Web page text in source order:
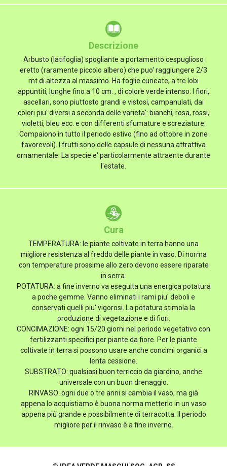
Descrizione
Arbusto (latifoglia) spogliante a portamento cespuglioso
eretto (raramente piccolo albero) che puo' raggiungere 2/3
mt di altezza al massimo. Ha foglie cuneate, a tre lobi
appuntiti, lunghe fino a 10 cm. , di colore verde intenso. I fiori,
ascellari, sono piuttosto grandi e vistosi, campanulati, dai
colori piu' diversi a seconda delle varieta': bianchi, rosa, rossi,
violetti, bleu ecc. e con differenti sfumature e screziature.
Compaiono in tutto il periodo estivo (fino ad ottobre in zone
favorevoli). I frutti sono delle capsule di nessuna attrattiva
ornamentale. La specie e' particolarmente attraente durante
l'estate.
Cura
TEMPERATURA: le piante coltivate in terra hanno una
migliore resistenza al freddo delle piante in vaso. Di norma
con temperature prossime allo zero devono essere riparate
in serra.
POTATURA: a fine inverno va eseguita una energica potatura
a poche gemme. Vanno eliminati i rami piu' deboli e
conservati quelli piu' vigorosi. La potatura stimola la
produzione di vegetazione e di fiori.
CONCIMAZIONE: ogni 15/20 giorni nel periodo vegetativo con
fertilizzanti specifici per piante da fiore. Per le piante
coltivate in terra si possono usare anche concimi organici a
lenta cessione.
SUBSTRATO: qualsiasi buon terriccio da giardino, anche
universale con un buon drenaggio.
RINVASO: ogni due o tre anni si cambia il vaso, ma già
appena lo acquistiamo è buona norma metterlo in un vaso
appena più grande e possibilmente di terracotta. Il periodo
migliore per il rinvaso è a fine inverno.